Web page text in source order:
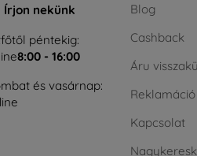
Írjon nekünk
péntekig:
8:00 - 16:00
és vasárnap:
Blog
Cashback
Áru
Reklamáció
Kapcsolat